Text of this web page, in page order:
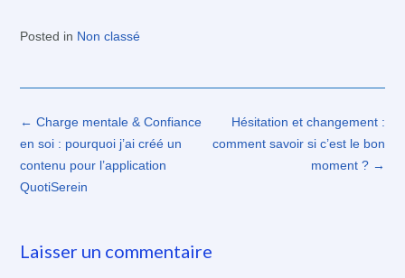
Posted in Non classé
Post
navigation
Hésitation et changement :
comment savoir si c’est le bon
moment ? →
← Charge mentale & Confiance
en soi : pourquoi j’ai créé un
contenu pour l’application
QuotiSerein
Laisser un commentaire